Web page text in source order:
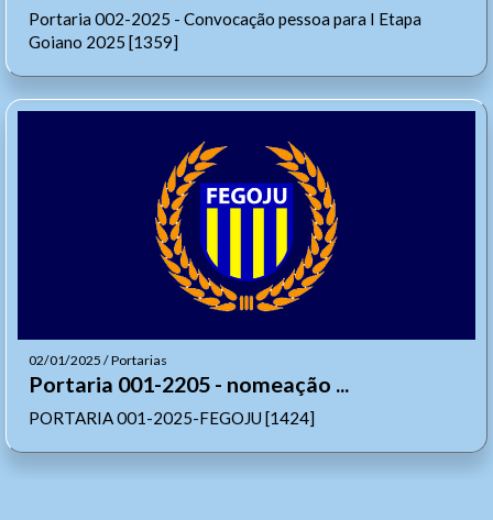
Portaria 002-2025 - Convocação pessoa para I Etapa
Goiano 2025 [1359]
02/01/2025 / Portarias
Portaria 001-2205 - nomeação ...
PORTARIA 001-2025-FEGOJU [1424]